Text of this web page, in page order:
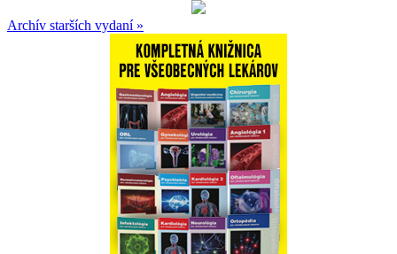
Archív starších vydaní »